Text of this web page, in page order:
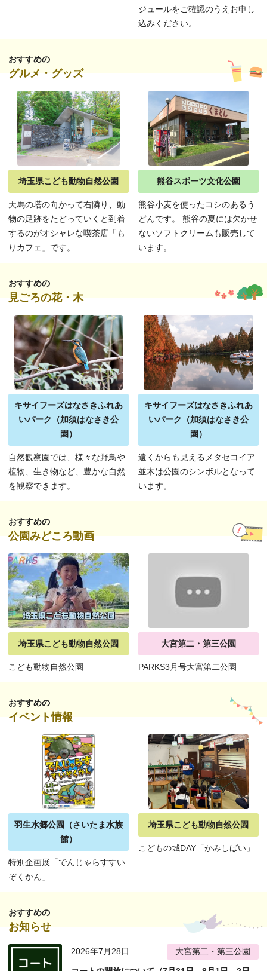
ジュールをご確認のうえお申し
込みください。
おすすめの
グルメ・グッズ
埼玉県こども動物自然公園
天馬の塔の向かって右隣り、動
物の足跡をたどっていくと到着
するのがオシャレな喫茶店「も
りカフェ」です。
熊谷スポーツ文化公園
熊谷小麦を使ったコシのあるう
どんです。 熊谷の夏には欠かせ
ないソフトクリームも販売して
います。
おすすめの
見ごろの花・木
キサイフーズはなさきふれあ
いパーク（加須はなさき公
園）
自然観察園では、様々な野鳥や
植物、生き物など、豊かな自然
を観察できます。
キサイフーズはなさきふれあ
いパーク（加須はなさき公
園）
遠くからも見えるメタセコイア
並木は公園のシンボルとなって
います。
おすすめの
公園みどころ動画
埼玉県こども動物自然公園
こども動物自然公園
大宮第二・第三公園
PARKS3月号大宮第二公園
おすすめの
イベント情報
羽生水郷公園（さいたま水族
館）
特別企画展「でんじゃらすすい
ぞくかん」
埼玉県こども動物自然公園
こどもの城DAY「かみしばい」
おすすめの
お知らせ
2026年7月28日 大宮第二・第三公園